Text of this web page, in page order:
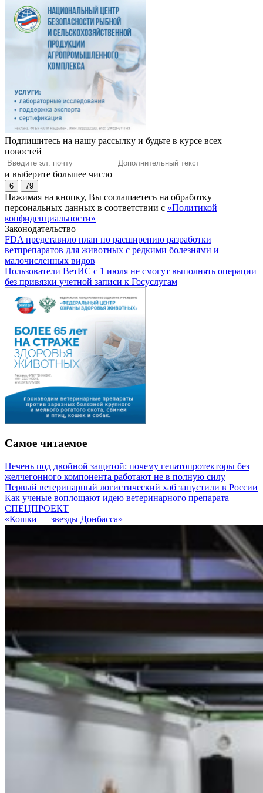
Подпишитесь на нашу рассылку и будьте в курсе всех
новостей
и выберите большее число
6 79
Нажимая на кнопку, Вы соглашаетесь на обработку
персональных данных в соответствии с «Политикой
конфиденциальности»
Законодательство
FDA представило план по расширению разработки
ветпрепаратов для животных с редкими болезнями и
малочисленных видов
Пользователи ВетИС с 1 июля не смогут выполнять операции
без привязки учетной записи к Госуслугам
Самое читаемое
Печень под двойной защитой: почему гепатопротекторы без
желчегонного компонента работают не в полную силу
Первый ветеринарный логистический хаб запустили в России
Как ученые воплощают идею ветеринарного препарата
СПЕЦПРОЕКТ
«Кошки — звезды Донбасса»